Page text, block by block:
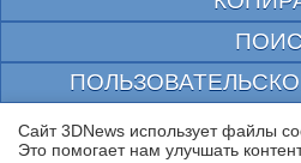
Сайт 3DNews использует файлы
Это помогает нам улучшать